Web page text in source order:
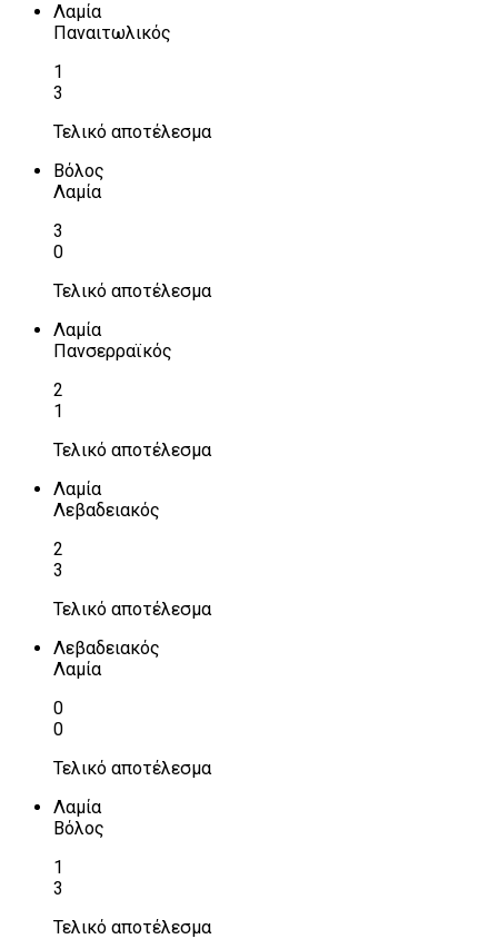
Λαμία
Παναιτωλικός
1
3
Τελικό αποτέλεσμα
Βόλος
Λαμία
3
0
Τελικό αποτέλεσμα
Λαμία
Πανσερραϊκός
2
1
Τελικό αποτέλεσμα
Λαμία
Λεβαδειακός
2
3
Τελικό αποτέλεσμα
Λεβαδειακός
Λαμία
0
0
Τελικό αποτέλεσμα
Λαμία
Βόλος
1
3
Τελικό αποτέλεσμα